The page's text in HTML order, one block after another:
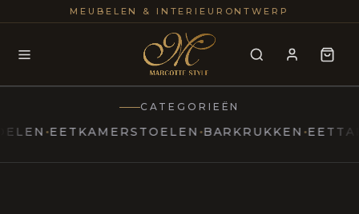
MEUBELEN & INTERIEURONTWERP25+
CATEGORIEËN
EETKAMERSTOELEN BARKRUKKEN EETTAFELS